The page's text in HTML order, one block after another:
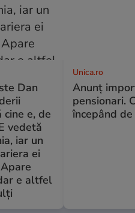
Dan
e, de
vedetă
iar un
ei
e altfel
Unica.ro
Anunț
pensionari.
începând